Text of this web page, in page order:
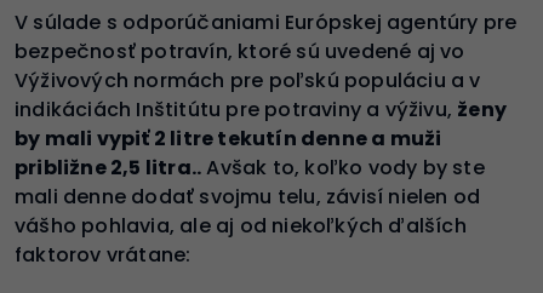
V súlade s odporúčaniami Európskej agentúry pre
bezpečnosť potravín, ktoré sú uvedené aj vo
Výživových normách pre poľskú populáciu a v
indikáciách Inštitútu pre potraviny a výživu, ženy
by mali vypiť 2 litre tekutín denne a muži
približne 2,5 litra..Avšak to, koľko vody by ste
mali denne dodať svojmu telu, závisí nielen od
vášho pohlavia, ale aj od niekoľkých ďalších
faktorov vrátane: